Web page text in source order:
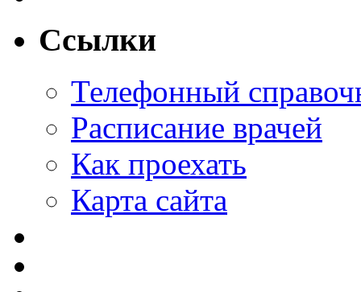
Ссылки
Телефонный
Расписание врачей
Как проехать
Карта сайта